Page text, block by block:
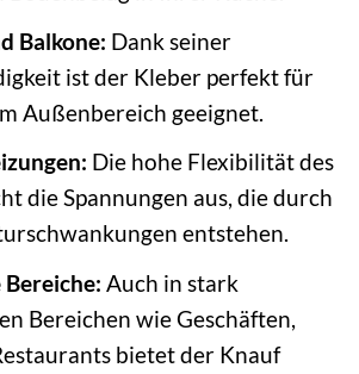
Balkone: Dank seiner
ist der Kleber perfekt für
Außenbereich geeignet.
Die hohe Flexibilität des
die Spannungen aus, die durch
entstehen.
Auch in stark
Bereichen wie Geschäften,
bietet der Knauf